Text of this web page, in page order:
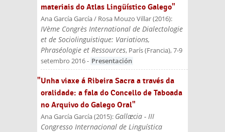
materiais do Atlas Lingüístico Galego"
Ana García García / Rosa Mouzo Villar(2016):
IVème Congrès International de Dialectologie
et de Sociolinguistique: Variations,
Phraséologie et Ressources, París (Francia), 7-9
setembro 2016- Presentación
"Unha viaxe á Ribeira Sacra a través da
oralidade: a fala do Concello de Taboada
no Arquivo do Galego Oral"
Ana García García(2015): Gallæcia - III
Congresso Internacional de Linguística